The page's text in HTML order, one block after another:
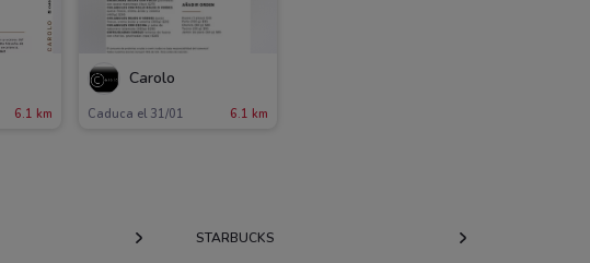
6.1 km
Carolo
Caduca el 31/01 6.1 km
STARBUCKS